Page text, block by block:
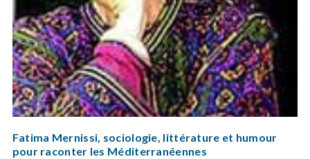
Fatima Mernissi, sociologie, littérature et humour
pour raconter les Méditerranéennes